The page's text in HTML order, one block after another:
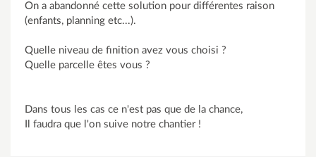
On a abandonné cette solution pour différentes raison
(enfants, planning etc...).
Quelle niveau de finition avez vous choisi ?
Quelle parcelle êtes vous ?
Dans tous les cas ce n'est pas que de la chance,
Il faudra que l'on suive notre chantier !